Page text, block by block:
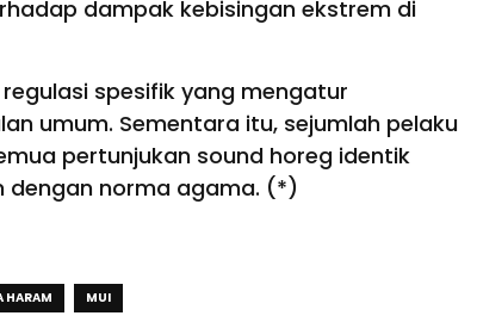
dampak kebisingan ekstrem di
spesifik yang mengatur
umum. Sementara itu, sejumlah pelaku
pertunjukan sound horeg identik
norma agama. (*)
HARAM MUI